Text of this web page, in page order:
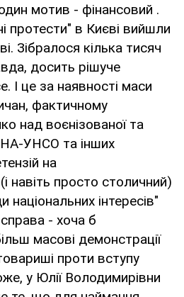
мотив - фінансовий .
протести" в Києві вийшли
Зібралося кілька тисяч
досить рішуче
І це за наявності маси
фактичному
над воєнізованої та
УНСО та інших
на
навіть просто столичний)
інтересів"
- хоча б
масові демонстрації
проти вступу
у Юлії Володимирівни